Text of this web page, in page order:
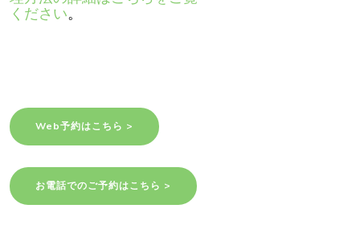
ください。
Web予約はこちら >
お電話でのご予約はこちら >